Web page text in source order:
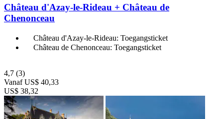
Château d'Azay-le-Rideau + Château de
Chenonceau
Château d'Azay-le-Rideau: Toegangsticket
Château de Chenonceau: Toegangsticket
4,7 (3)
Vanaf US$ 40,33
US$ 38,32